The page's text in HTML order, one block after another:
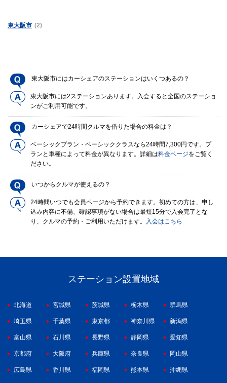
東大阪市 (2)
東大阪市にはカーシェアのステーションはいくつあるの？
東大阪市には2ステーションあります。入会すると全国のステーショ
ンがご利用可能です。
カーシェアで24時間クルマを借りた場合の料金は？
ベーシックプラン・ベーシッククラスなら24時間7,300円です。プ
ランと車種によって料金が異なります。詳細は料金ページをご覧く
ださい。
いつからクルマが使えるの？
24時間いつでも会員ページから予約できます。初めての方は、申し
込み内容に不備、確認事項がない場合は最短15分で入会完了とな
り、クルマの予約・ご利用いただけます。
入会はこちら
ステーション設置地域
北海道 宮城県 茨城県 栃木県 群馬県
埼玉県 千葉県 東京都 神奈川県 新潟県
富山県 石川県 長野県 静岡県 愛知県
京都府 大阪府 兵庫県 奈良県 岡山県
広島県 香川県 福岡県 熊本県 沖縄県